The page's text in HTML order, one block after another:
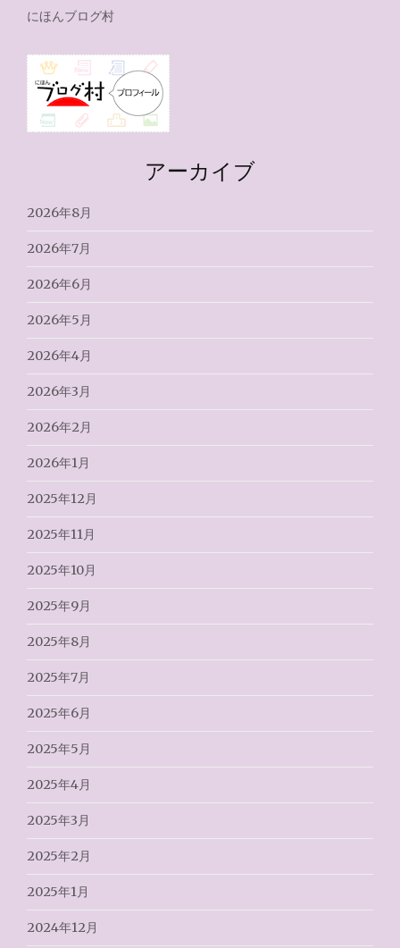
にほんブログ村
アーカイブ
2026年8月
2026年7月
2026年6月
2026年5月
2026年4月
2026年3月
2026年2月
2026年1月
2025年12月
2025年11月
2025年10月
2025年9月
2025年8月
2025年7月
2025年6月
2025年5月
2025年4月
2025年3月
2025年2月
2025年1月
2024年12月